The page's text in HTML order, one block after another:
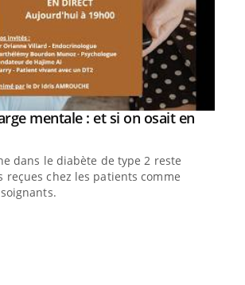
mentale : et si on osait en
dans le diabète de type 2 reste
reçues chez les patients comme